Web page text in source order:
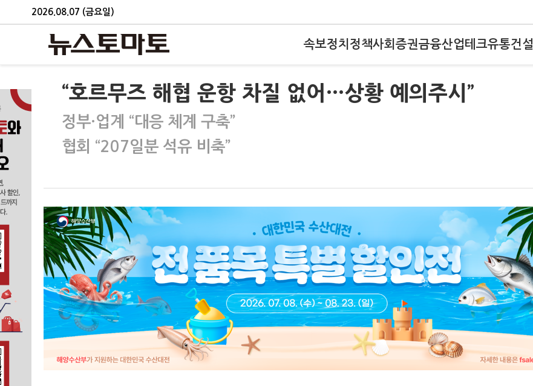
2026.08.07 (금요일)
속보정치 정책사회 증권금융산업테크유통건설
“호르무즈 해협 운항 차질 없어…상황 예의주시”
정부·업계 “대응 체계 구축”
협회 “207일분 석유 비축”